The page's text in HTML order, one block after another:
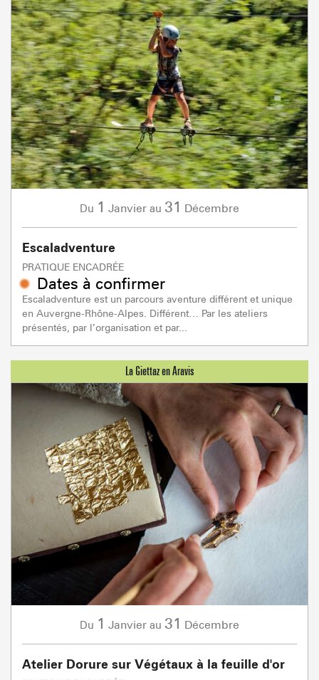
Du 1 Janvier au 31 Décembre
Escaladventure
PRATIQUE ENCADRÉE
Dates à confirmer
Escaladventure est un parcours aventure différent et unique
en Auvergne-Rhône-Alpes. Différent… Par les ateliers
présentés, par l’organisation et par...
Du 1 Janvier au 31 Décembre
Atelier Dorure sur Végétaux à la feuille d'or